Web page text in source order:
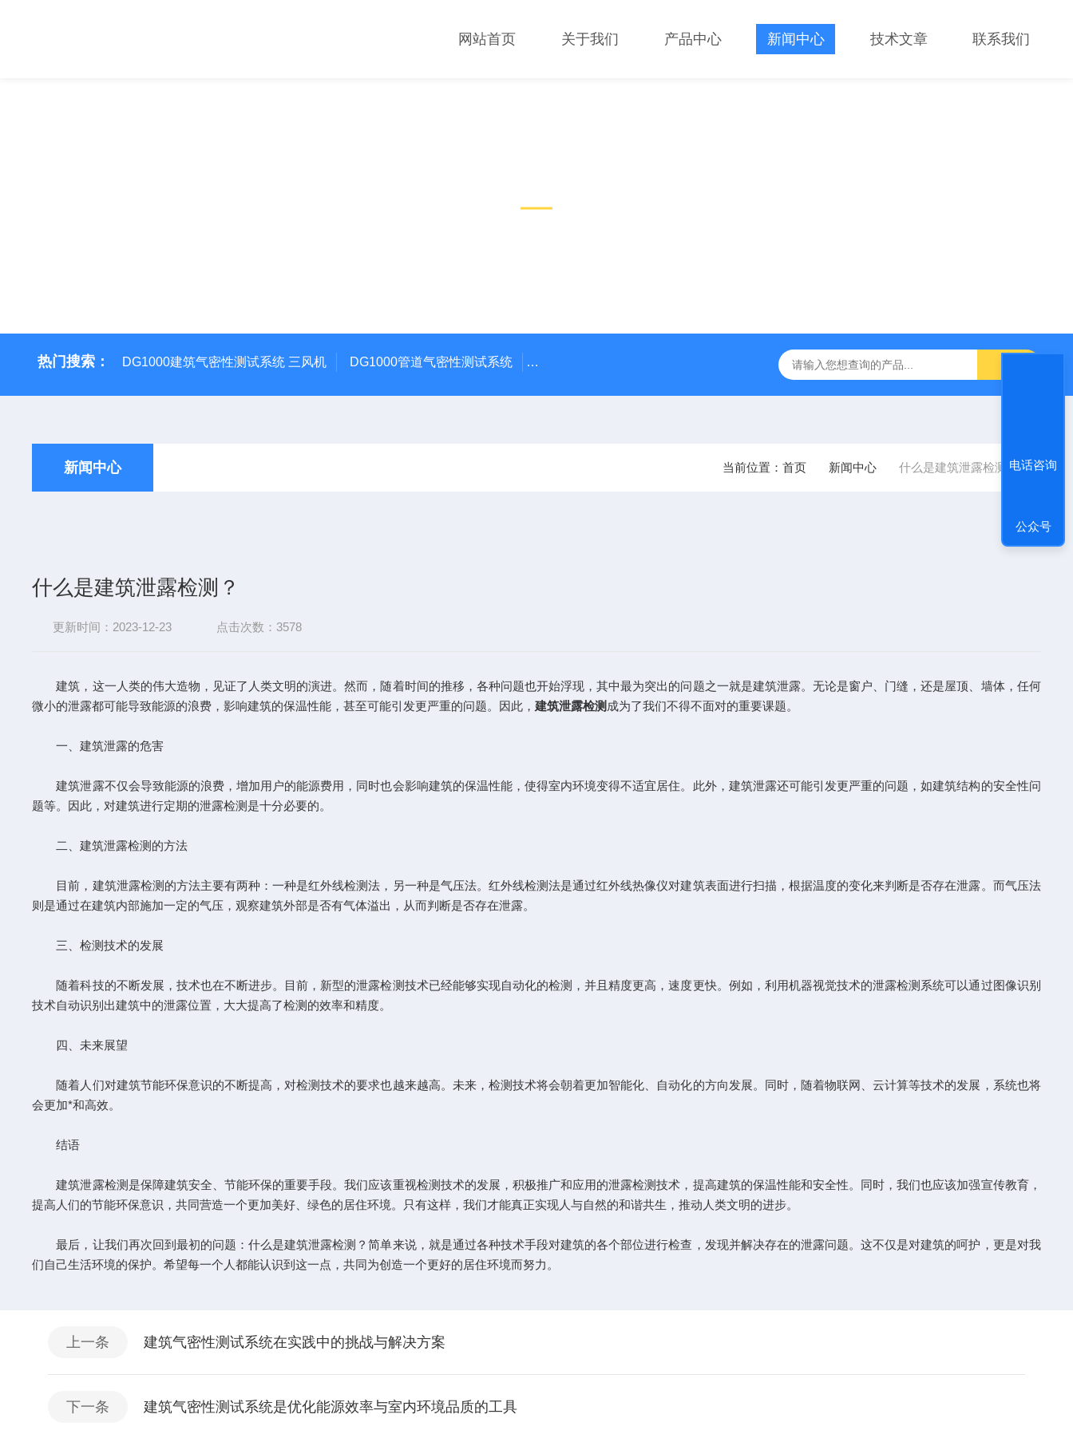
网站首页 关于我们 产品中心 新闻中心 技术文章 联系我们
热门搜索： DG1000建筑气密性测试系统 三风机 DG1000管道气密性测试系统 TEC DG1000建筑物气密性测试系统 TECLOG4建筑气密性测试系统 测试软件
新闻中心 当前位置： 首页 新闻中心 什么是建筑泄露检测？
什么是建筑泄露检测？
更新时间：2023-12-23 点击次数：3578
建筑，这一人类的伟大造物，见证了人类文明的演进。然而，随着时间的推移，各种问题也开始浮现，其中最为突出的问题之一就是建筑泄露。无论是窗户、门缝，还是屋顶、墙体，任何
微小的泄露都可能导致能源的浪费，影响建筑的保温性能，甚至可能引发更严重的问题。因此，建筑泄露检测 成为了我们不得不面对的重要课题。
一、建筑泄露的危害
建筑泄露不仅会导致能源的浪费，增加用户的能源费用，同时也会影响建筑的保温性能，使得室内环境变得不适宜居住。此外，建筑泄露还可能引发更严重的问题，如建筑结构的安全性问
题等。因此，对建筑进行定期的泄露检测是十分必要的。
二、建筑泄露检测的方法
目前，建筑泄露检测的方法主要有两种：一种是红外线检测法，另一种是气压法。红外线检测法是通过红外线热像仪对建筑表面进行扫描，根据温度的变化来判断是否存在泄露。而气压法
则是通过在建筑内部施加一定的气压，观察建筑外部是否有气体溢出，从而判断是否存在泄露。
三、检测技术的发展
随着科技的不断发展，技术也在不断进步。目前，新型的泄露检测技术已经能够实现自动化的检测，并且精度更高，速度更快。例如，利用机器视觉技术的泄露检测系统可以通过图像识别
技术自动识别出建筑中的泄露位置，大大提高了检测的效率和精度。
四、未来展望
随着人们对建筑节能环保意识的不断提高，对检测技术的要求也越来越高。未来，检测技术将会朝着更加智能化、自动化的方向发展。同时，随着物联网、云计算等技术的发展，系统也将
会更加*和高效。
结语
建筑泄露检测是保障建筑安全、节能环保的重要手段。我们应该重视检测技术的发展，积极推广和应用的泄露检测技术，提高建筑的保温性能和安全性。同时，我们也应该加强宣传教育，
提高人们的节能环保意识，共同营造一个更加美好、绿色的居住环境。只有这样，我们才能真正实现人与自然的和谐共生，推动人类文明的进步。
最后，让我们再次回到最初的问题：什么是建筑泄露检测？简单来说，就是通过各种技术手段对建筑的各个部位进行检查，发现并解决存在的泄露问题。这不仅是对建筑的呵护，更是对我
们自己生活环境的保护。希望每一个人都能认识到这一点，共同为创造一个更好的居住环境而努力。
上一条 建筑气密性测试系统在实践中的挑战与解决方案
下一条 建筑气密性测试系统是优化能源效率与室内环境品质的工具
电话咨询
公众号